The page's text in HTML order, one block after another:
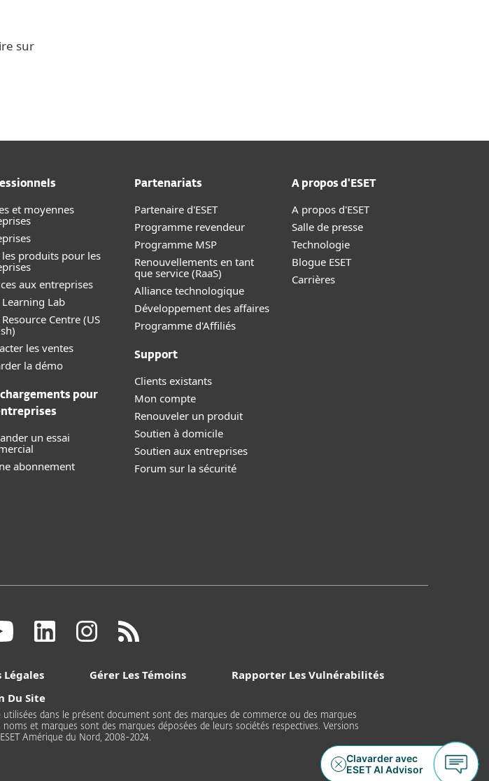
sur
et moyennes
s
les produits pour les
aux entreprises
Learning Lab
Resource Centre (US
les ventes
la démo
pour
un essai
abonnement
Partenariats
Partenaire d'ESET
Programme revendeur
Programme MSP
Renouvellements en tant
que service (RaaS)
Alliance technologique
Développement des affaires
Programme d'Affiliés
Support
Clients existants
Mon compte
Renouveler un produit
Soutien à domicile
Soutien aux entreprises
Forum sur la sécurité
A propos d'ESET
A propos d'ESET
Salle de presse
Technologie
Blogue ESET
Carrières
Gérer Les Témoins
Rapporter Les Vulnérabilités
Du Site
dans le présent document sont des marques de commerce ou des marques
et marques sont des marques déposées de leurs sociétés respectives. Versions
Amérique du Nord, 2008-2024.